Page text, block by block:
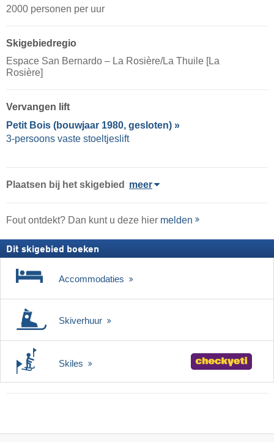
2000 personen per uur
Skigebiedregio
Espace San Bernardo – La Rosière/​​La Thuile [La
Rosière]
Vervangen lift
Petit Bois (bouwjaar 1980, gesloten) »
3-persoons vaste stoeltjeslift
Plaatsen bij het skigebied meer
Fout ontdekt? Dan kunt u deze hier melden
Dit skigebied boeken
Accommodaties
Skiverhuur
Skiles